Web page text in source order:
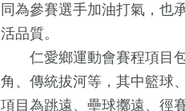
同為參賽選手加油打氣，也
活品質。
仁愛鄉運動會賽程項目包
角、傳統拔河等，其中籃球
項目為跳遠、壘球擲遠、徑